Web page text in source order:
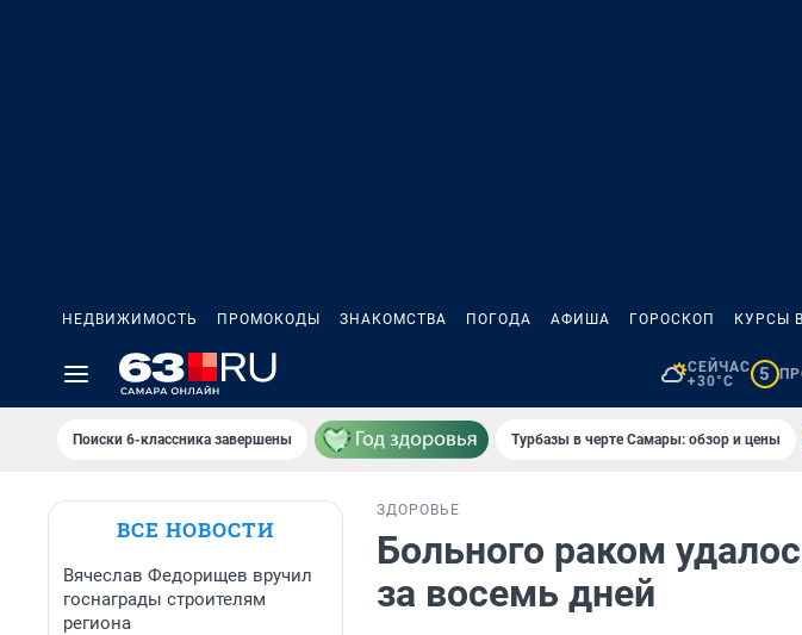
НЕДВИЖИМОСТЬ ПРОМОКОДЫ ЗНАКОМСТВА ПОГОДА АФИША ГОРОСКОП КУРСЫ
СЕЙЧАС
+30°C
5
Поиски 6-классника завершены Турбазы в черте Самары: обзор и цены
ВСЕ НОВОСТИ
Вячеслав Федорищев вручил
госнаграды строителям
региона
ЗДОРОВЬЕ
Больного раком
за восемь дней